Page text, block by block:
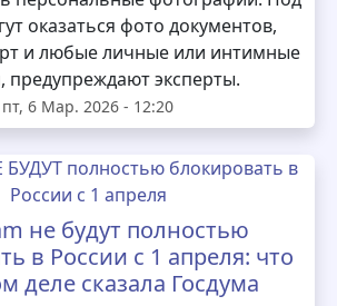
оказаться фото документов,
и любые личные или интимные
предупреждают эксперты.
пт, 6 Мар. 2026 - 12:20
не будут полностью
в России с 1 апреля: что
деле сказала Госдума